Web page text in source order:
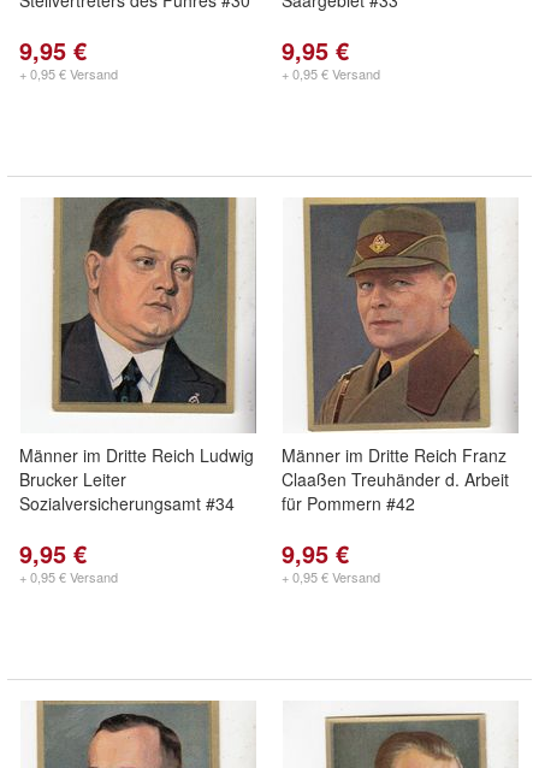
9,95 €
+ 0,95 € Versand
9,95 €
+ 0,95 € Versand
Männer im Dritte Reich Ludwig
Brucker Leiter
Sozialversicherungsamt #34
9,95 €
+ 0,95 € Versand
Männer im Dritte Reich Franz
Claaßen Treuhänder d. Arbeit
für Pommern #42
9,95 €
+ 0,95 € Versand